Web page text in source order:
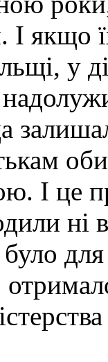
якщо
у
І це
ні